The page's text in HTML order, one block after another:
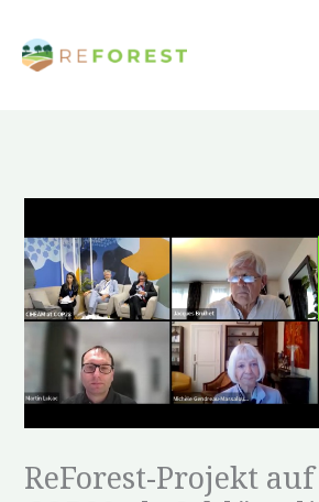
Inhalt
springen
ReForest-Projekt